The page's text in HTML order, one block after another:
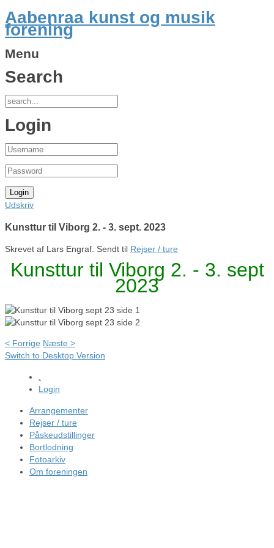
Aabenraa kunst og musik
forening
Menu
Search
Login
Udskriv
Kunsttur til Viborg 2. - 3. sept. 2023
Skrevet af Lars Engraf. Sendt til Rejser / ture
Kunsttur til Viborg 2. - 3. sept
2023
< Forrige Næste >
Switch to Desktop Version
.
Login
Arrangementer
Rejser / ture
Påskeudstillinger
Bortlodning
Fotoarkiv
Om foreningen